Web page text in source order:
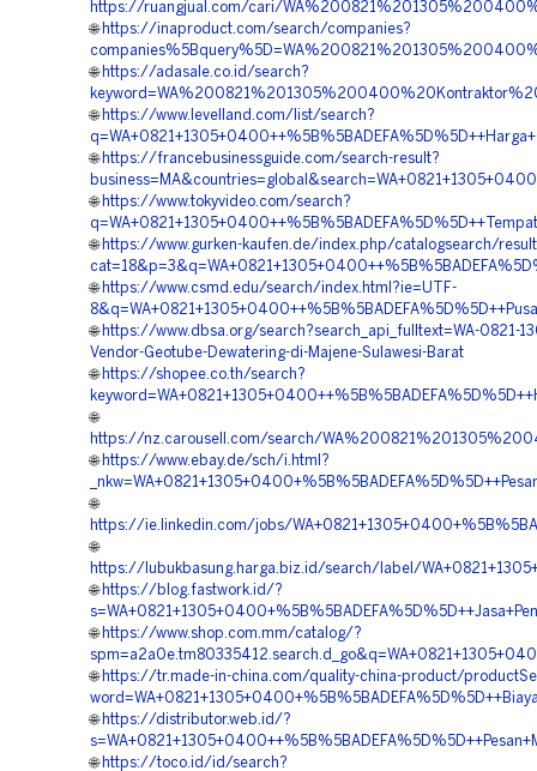
https://ruangjual.com/cari/
🌐 https://inaproduct.com/search/companies?
🌐 https://adasale.co.id/search?
🌐 https://www.levelland.com/list/search?
🌐 https://francebusinessguide.com/search-result?
🌐 https://www.tokyvideo.com/search?
🌐 https://www.gurken-kaufen.de/index.php/catalogsearch/
🌐 https://www.csmd.edu/search/index.html?ie=UTF-
🌐 https://www.dbsa.org/search?search_api_fulltext=WA-0821-
Vendor-Geotube-Dewatering-di-Majene-Sulawesi-Barat
🌐 https://shopee.co.th/search?
🌐
https://nz.carousell.com/search/
🌐 https://www.ebay.de/sch/i.html?
🌐
https://ie.linkedin.com/jobs/
🌐
https://lubukbasung.harga.biz.id/search/label/
🌐 https://blog.fastwork.id/?
🌐 https://www.shop.com.mm/catalog/?
🌐 https://tr.made-in-china.com/quality-china-product/
🌐 https://distributor.web.id/?
🌐 https://toco.id/id/search?